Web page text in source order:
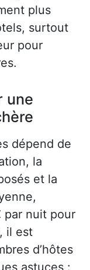
plus
surtout
pour
une
dépend de
la
et la
par nuit pour
il est
d’hôtes
astuces :